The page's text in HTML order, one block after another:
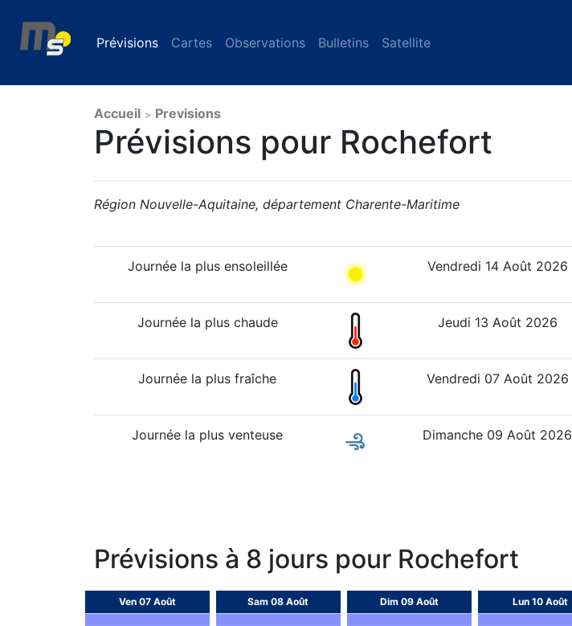
Prévisions (current)
Cartes Observations Bulletins Satellite
Accueil > Previsions
Prévisions pour Rochefort
Région Nouvelle-Aquitaine, département Charente-Maritime
Journée la plus ensoleillée Vendredi 14 Août 2026
Journée la plus chaude Jeudi 13 Août 2026
Journée la plus fraîche Vendredi 07 Août 2026
Journée la plus venteuse Dimanche 09 Août 2026
Prévisions à 8 jours pour Rochefort
Ven 07 Août Sam 08 Août Dim 09 Août Lun 10 Août